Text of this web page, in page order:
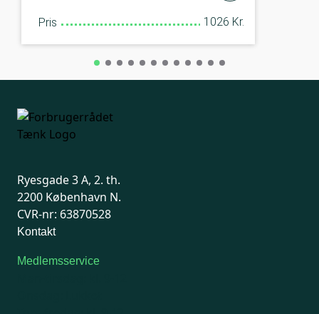
Pris 1026 Kr.
Ryesgade 3 A, 2. th.
2200 København N.
CVR-nr: 63870528
Kontakt
Medlemsservice